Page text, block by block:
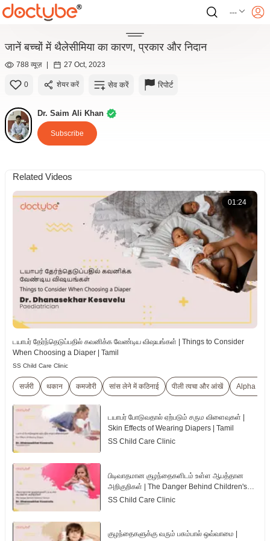
---
जानें बच्चों में थैलेसीमिया का कारण, प्रकार और निदान
788 व्यूज़ | 27 Oct, 2023
0 शेयर करें सेव करें रिपोर्ट
Dr. Saim Ali Khan
Subscribe
Related Videos
01:24
டயாபர் தேர்ந்தெடுப்பதில் கவனிக்க வேண்டிய விஷயங்கள் | Things to Consider
When Choosing a Diaper | Tamil
SS Child Care Clinic
सर्जरी थकान कमजोरी सांस लेने में कठिनाई पीली त्वचा और आंखें Alpha
டயாபர் போடுவதால் ஏற்படும் சரும விளைவுகள் |
Skin Effects of Wearing Diapers | Tamil
SS Child Care Clinic
பிடிவாதமான குழந்தைகளிடம் உள்ள ஆபத்தான
அறிகுறிகள் | The Danger Behind Children's
Tantrum | Tamil
SS Child Care Clinic
குழந்தைகளுக்கு வரும் பசும்பால் ஒவ்வாமை |